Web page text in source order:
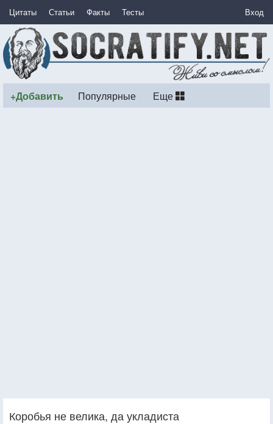
Цитаты Статьи Факты Тесты Вход
+Добавить Популярные Еще
Коробья не велика, да укладиста